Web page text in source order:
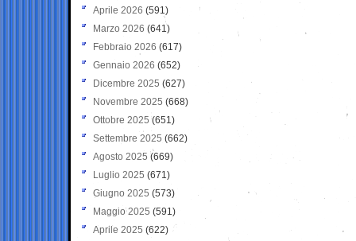
Aprile 2026 (591)
Marzo 2026 (641)
Febbraio 2026 (617)
Gennaio 2026 (652)
Dicembre 2025 (627)
Novembre 2025 (668)
Ottobre 2025 (651)
Settembre 2025 (662)
Agosto 2025 (669)
Luglio 2025 (671)
Giugno 2025 (573)
Maggio 2025 (591)
Aprile 2025 (622)